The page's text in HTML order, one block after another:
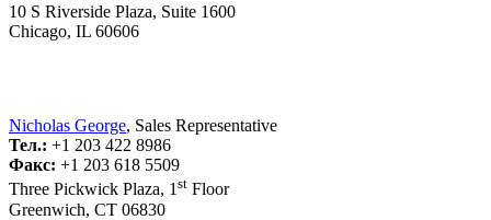
10 S Riverside Plaza, Suite 1600
Chicago, IL 60606
Nicholas George, Sales Representative
Тел.: +1 203 422 8986
Факс: +1 203 618 5509
Three Pickwick Plaza, 1st Floor
Greenwich, CT 06830